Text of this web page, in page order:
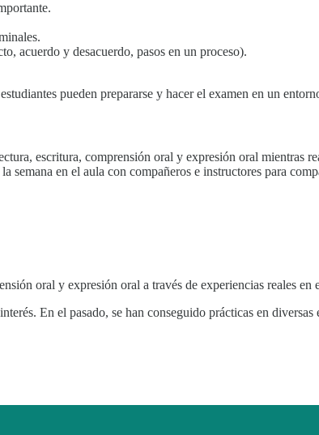
acuerdo y desacuerdo, pasos en un proceso).
pueden prepararse y hacer el examen en un
escritura, comprensión oral y expresión oral mientras
semana en el aula con compañeros e instructores para
oral y expresión oral a través de experiencias reales en
En el pasado, se han conseguido prácticas en